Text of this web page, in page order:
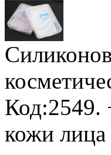
Код:2549.
кожи лица